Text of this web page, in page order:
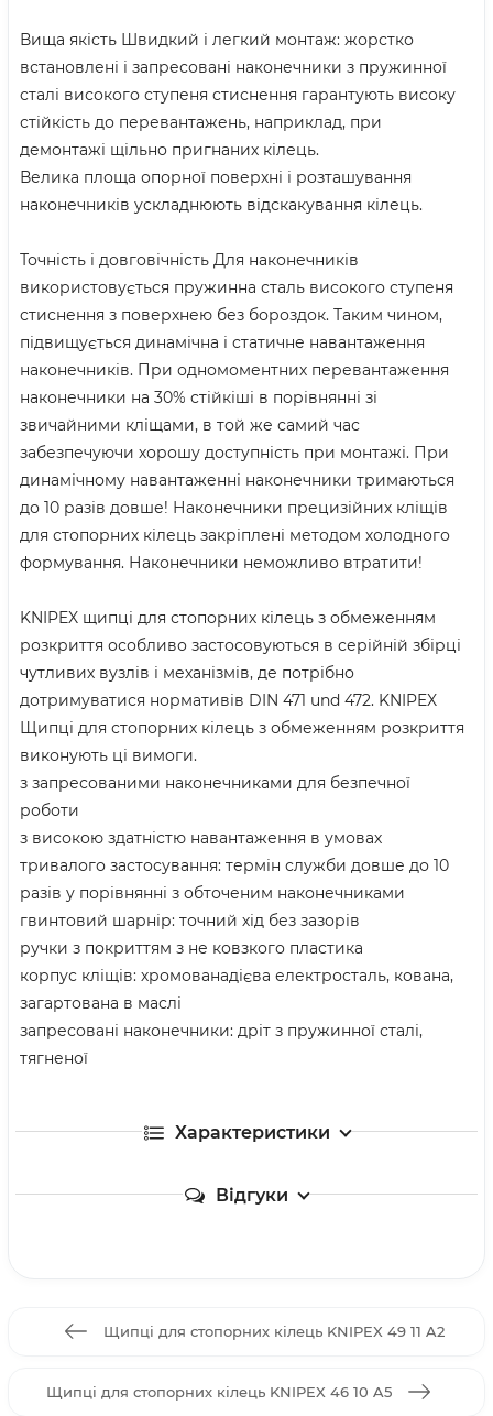
Вища якість Швидкий і легкий монтаж: жорстко
встановлені і запресовані наконечники з пружинної
сталі високого ступеня стиснення гарантують високу
стійкість до перевантажень, наприклад, при
демонтажі щільно пригнаних кілець.
Велика площа опорної поверхні і розташування
наконечників ускладнюють відскакування кілець.
Точність і довговічність Для наконечників
використовується пружинна сталь високого ступеня
стиснення з поверхнею без бороздок. Таким чином,
підвищується динамічна і статичне навантаження
наконечників. При одномоментних перевантаження
наконечники на 30% стійкіші в порівнянні зі
звичайними кліщами, в той же самий час
забезпечуючи хорошу доступність при монтажі. При
динамічному навантаженні наконечники тримаються
до 10 разів довше! Наконечники прецизійних кліщів
для стопорних кілець закріплені методом холодного
формування. Наконечники неможливо втратити!
KNIPEX щипці для стопорних кілець з обмеженням
розкриття особливо застосовуються в серійній збірці
чутливих вузлів і механізмів, де потрібно
дотримуватися нормативів DIN 471 und 472. KNIPEX
Щипці для стопорних кілець з обмеженням розкриття
виконують ці вимоги.
з запресованими наконечниками для безпечної
роботи
з високою здатністю навантаження в умовах
тривалого застосування: термін служби довше до 10
разів у порівнянні з обточеним наконечниками
гвинтовий шарнір: точний хід без зазорів
ручки з покриттям з не ковзкого пластика
корпус кліщів: хромованадієва електросталь, кована,
загартована в маслі
запресовані наконечники: дріт з пружинної сталі,
тягненої
Характеристики
Відгуки
Щипці для стопорних кілець KNIPEX 49 11 A2
Щипці для стопорних кілець KNIPEX 46 10 A5